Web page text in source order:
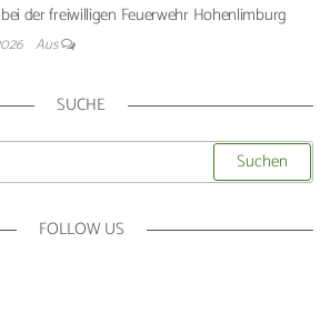
der freiwilligen Feuerwehr Hohenlimburg
Aus
SUCHE
FOLLOW US